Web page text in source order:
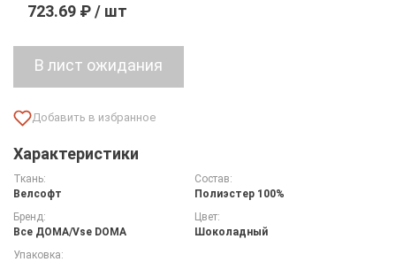
723.69 ₽ / шт
Характеристики
Ткань:
Велсофт
Состав:
Полиэстер 100%
Бренд:
Все ДOMA/Vse DOMA
Цвет:
Шоколадный
Упаковка: